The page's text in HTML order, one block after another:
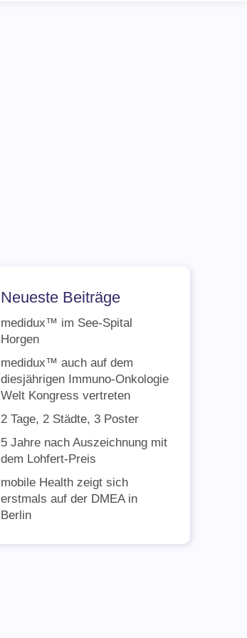
Neueste Beiträge
medidux™ im See-Spital
Horgen
medidux™ auch auf dem
diesjährigen Immuno-Onkologie
Welt Kongress vertreten
2 Tage, 2 Städte, 3 Poster
5 Jahre nach Auszeichnung mit
dem Lohfert-Preis
mobile Health zeigt sich
erstmals auf der DMEA in
Berlin